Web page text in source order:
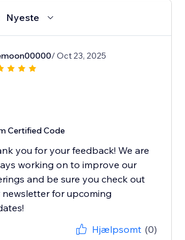
Nyeste
/ Oct 23, 2025
Certified Code
you for your feedback! We are
working on to improve our
and be sure you check out
newsletter for upcoming
Hjælpsomt (0)